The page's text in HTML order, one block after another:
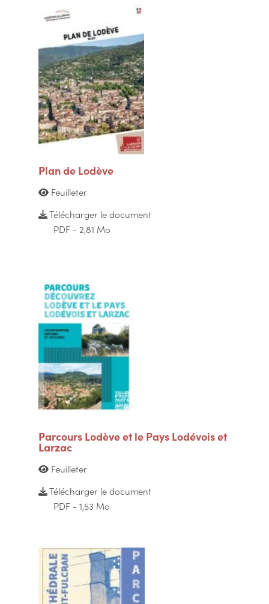
Plan de Lodève
Feuilleter
Télécharger le document
PDF - 2,81 Mo
Parcours Lodève et le Pays Lodévois et
Larzac
Feuilleter
Télécharger le document
PDF - 1,53 Mo